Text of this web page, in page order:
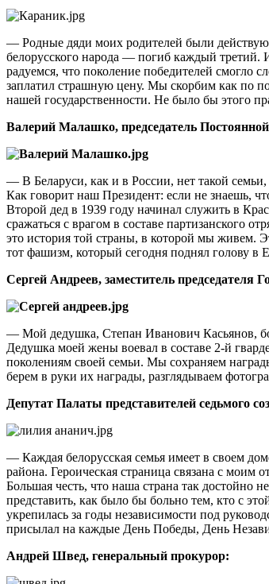
— Родные дяди моих родителей были
белорусского народа — погиб каждый третий.
радуемся, что поколение победителей смогло
заплатил страшную цену. Мы скорбим как по
нашей государственности. Не было бы этого
Валерий Малашко, председатель
— В Беларуси, как и в России, нет такой
Как говорит наш Президент: если не знаешь,
Второй дед в 1939 году начинал служить в
сражаться с врагом в составе партизанского
это история той страны, в которой мы живем.
тот фашизм, который сегодня поднял голову
Сергей Андреев, заместитель председателя
— Мой дедушка, Степан Иванович Касьянов,
Дедушка моей жены воевал в составе 2-й
поколениям своей семьи. Мы сохраняем
берем в руки их награды, разглядываем
Депутат Палаты представителей седьмого
— Каждая белорусская семья имеет в своем
района. Героическая страница связана с
Большая честь, что наша страна так достойно
представить, как было бы больно тем, кто с
укрепилась за годы независимости под
присылал на каждые День Победы, День
Андрей Швед, генеральный прокурор: